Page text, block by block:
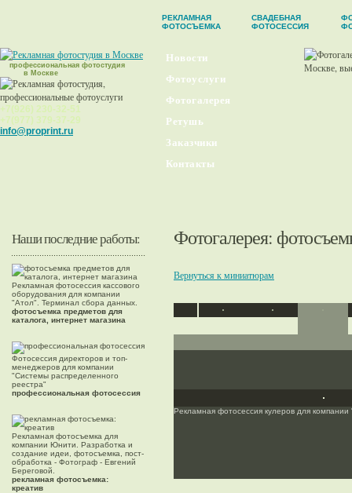
РЕКЛАМНАЯ
ФОТОСЪЕМКА
СВАДЕБНАЯ
ФОТОСЕССИЯ
профессиональная фотостудия
в Москве
+7(926) 230-32-51
+7(977) 379-37-29
info@proprint.ru
Новости
Фотоуслуги
Фотогалерея
Ретушь
Заказчики
Контакты
Наши последние работы:
Рекламная фотосессия кассового
оборудования для компании
"Атол". Терминал сбора данных.
фотосъемка предметов для
каталога, интернет магазина
Фотосессия директоров и топ-
менеджеров для компании
"Системы распределенного
реестра"
профессиональная фотосессия
Рекламная фотосъемка для
компании Юнити. Разработка и
создание идеи, фотосъемка, пост-
обработка - Фотограф - Евгений
Береговой.
рекламная фотосъемка:
креатив
Фотогалерея:
Вернуться к миниатюрам
Рекламная фотосессия кулеров для компании